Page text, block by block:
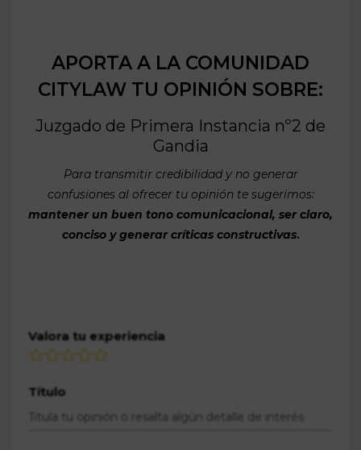
APORTA A LA COMUNIDAD
CITYLAW TU OPINIÓN SOBRE:
Juzgado de Primera Instancia nº2 de
Gandia
Para transmitir credibilidad y no generar
confusiones al ofrecer tu opinión te sugerimos:
mantener un buen tono comunicacional, ser claro,
conciso y generar críticas constructivas.
Valora tu experiencia
Título